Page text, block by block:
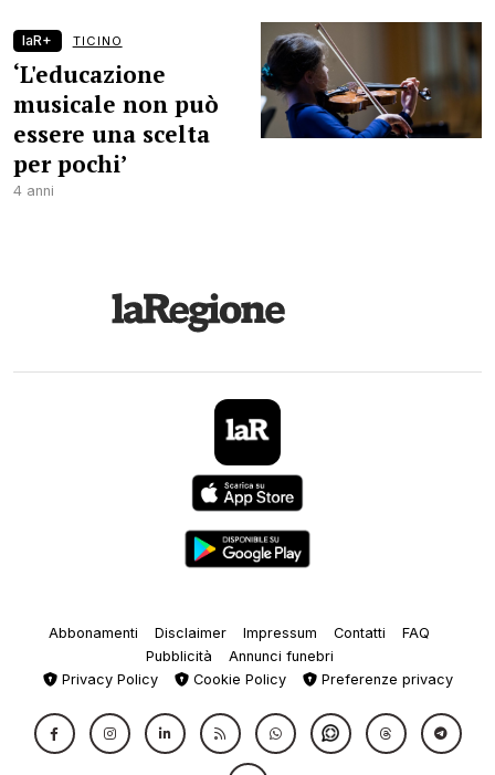
laR+ TICINO
‘L'educazione
musicale non può
essere una scelta
per pochi’
4 anni
Abbonamenti Disclaimer Impressum Contatti
FAQ
Pubblicità
Annunci funebri
Privacy Policy
Cookie Policy Preferenze privacy